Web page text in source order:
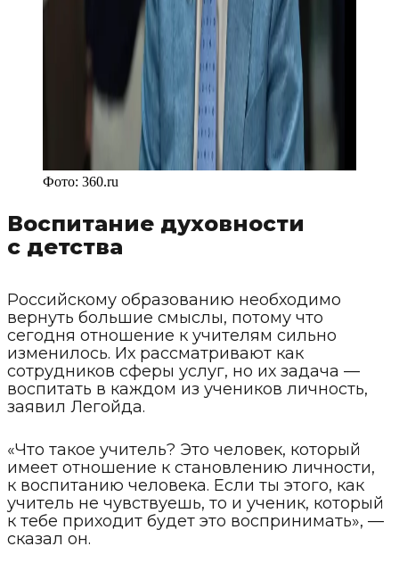
Фото: 360.ru
Воспитание духовности
с детства
Российскому образованию необходимо
вернуть большие смыслы, потому что
сегодня отношение к учителям сильно
изменилось. Их рассматривают как
сотрудников сферы услуг, но их задача —
воспитать в каждом из учеников личность,
заявил Легойда.
«Что такое учитель? Это человек, который
имеет отношение к становлению личности,
к воспитанию человека. Если ты этого, как
учитель не чувствуешь, то и ученик, который
к тебе приходит будет это воспринимать», —
сказал он.